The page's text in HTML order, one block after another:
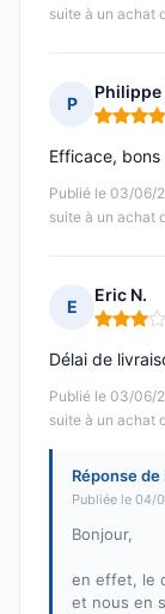
suite à un achat
P
Philippe
Note : 4
Publié le 03/06/
suite à un achat
Efficace, bons
E
Eric N.
Note : 3
Publié le 03/06/
suite à un achat
Délai de
Réponse
Publiée le 04/
Bonjour,
en effet, le
et nous en